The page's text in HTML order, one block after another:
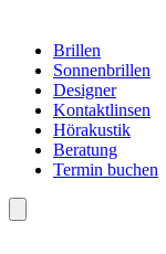
Brillen
Sonnenbrillen
Designer
Kontaktlinsen
Hörakustik
Beratung
Termin buchen